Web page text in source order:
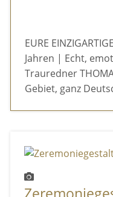
EURE
Jahren | Echt,
Trauredner
Gebiet, ganz